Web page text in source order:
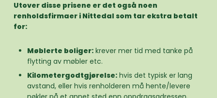
Utover disse prisene er det også noen
renholdsfirmaer i Nittedal som tar ekstra betalt
for:
Møblerte boliger: krever mer tid med tanke på
flytting av møbler etc.
Kilometergodtgjørelse: hvis det typisk er lang
avstand, eller hvis renholderen må hente/levere